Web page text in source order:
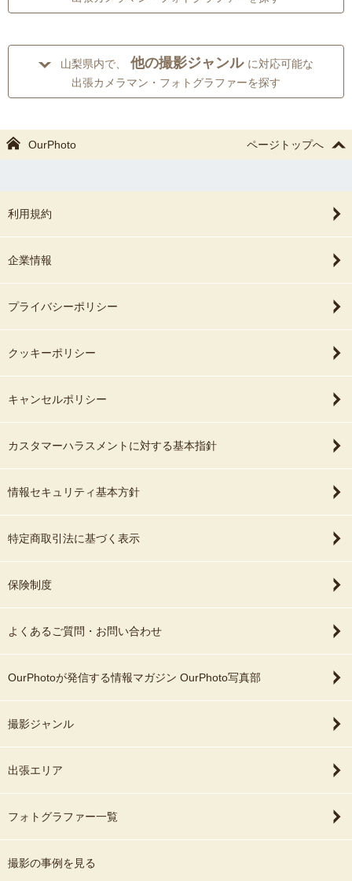
山梨県内で、 他の撮影ジャンル に対応可能な
出張カメラマン・フォトグラファーを探す
OurPhoto ページトップへ
利用規約
企業情報
プライバシーポリシー
クッキーポリシー
キャンセルポリシー
カスタマーハラスメントに対する基本指針
情報セキュリティ基本方針
特定商取引法に基づく表示
保険制度
よくあるご質問・お問い合わせ
OurPhotoが発信する情報マガジン OurPhoto写真部
撮影ジャンル
出張エリア
フォトグラファー一覧
撮影の事例を見る